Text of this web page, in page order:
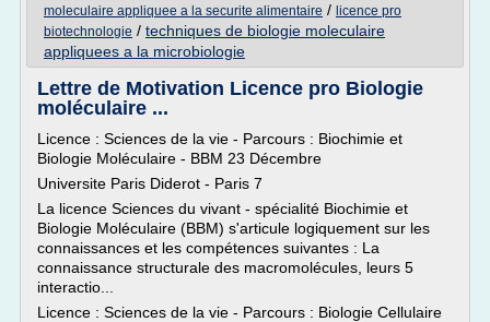
moleculaire appliquee a la securite alimentaire / licence pro
biotechnologie / techniques de biologie moleculaire
appliquees a la microbiologie
Lettre de Motivation Licence pro Biologie
moléculaire ...
Licence : Sciences de la vie - Parcours : Biochimie et
Biologie Moléculaire - BBM 23 Décembre
Universite Paris Diderot - Paris 7
La licence Sciences du vivant - spécialité Biochimie et
Biologie Moléculaire (BBM) s'articule logiquement sur les
connaissances et les compétences suivantes : La
connaissance structurale des macromolécules, leurs 5
interactio...
Licence : Sciences de la vie - Parcours : Biologie Cellulaire